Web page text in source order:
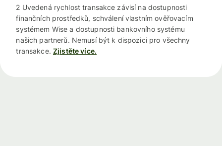
2 Uvedená rychlost transakce závisí na dostupnosti
finančních prostředků, schválení vlastním ověřovacím
systémem Wise a dostupnosti bankovního systému
našich partnerů. Nemusí být k dispozici pro všechny
transakce. Zjistěte více.